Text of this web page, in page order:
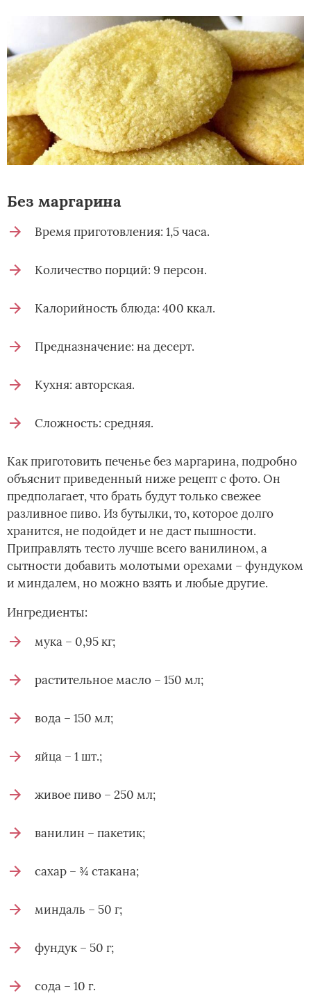
Без маргарина
Время приготовления: 1,5 часа.
Количество порций: 9 персон.
Калорийность блюда: 400 ккал.
Предназначение: на десерт.
Кухня: авторская.
Сложность: средняя.
Как приготовить печенье без маргарина, подробно
объяснит приведенный ниже рецепт с фото. Он
предполагает, что брать будут только свежее
разливное пиво. Из бутылки, то, которое долго
хранится, не подойдет и не даст пышности.
Приправлять тесто лучше всего ванилином, а
сытности добавить молотыми орехами – фундуком
и миндалем, но можно взять и любые другие.
Ингредиенты:
мука – 0,95 кг;
растительное масло – 150 мл;
вода – 150 мл;
яйца – 1 шт.;
живое пиво – 250 мл;
ванилин – пакетик;
сахар – ¾ стакана;
миндаль – 50 г;
фундук – 50 г;
сода – 10 г.